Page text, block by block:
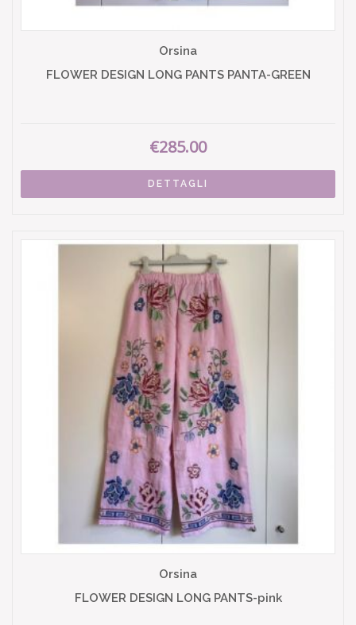
Orsina
FLOWER DESIGN LONG PANTS PANTA-GREEN
€285.00
DETTAGLI
Orsina
FLOWER DESIGN LONG PANTS-pink